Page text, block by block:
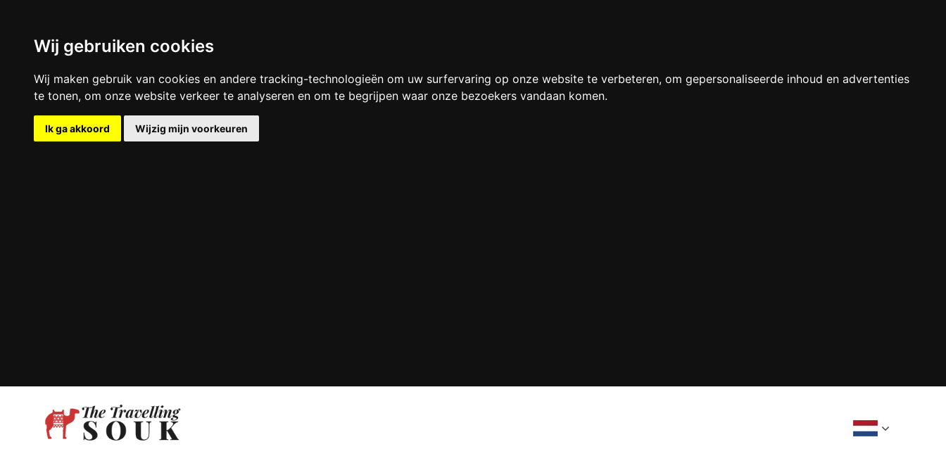
Wij gebruiken cookies
Wij maken gebruik van cookies en andere tracking-technologieën om uw surfervaring op onze website te verbeteren, om gepersonaliseerde inhoud en advertenties
te tonen, om onze website verkeer te analyseren en om te begrijpen waar onze bezoekers vandaan komen.
Ik ga akkoord Wijzig mijn voorkeuren